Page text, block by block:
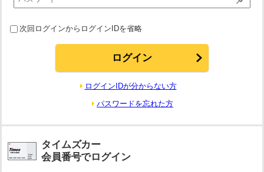
次回ログインからログインIDを省略
ログインIDが分からない方
パスワードを忘れた方
タイムズカー
会員番号でログイン